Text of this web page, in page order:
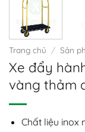
Trang chủ / Sản
Xe đẩy
vàng thảm
Chất liệu inox